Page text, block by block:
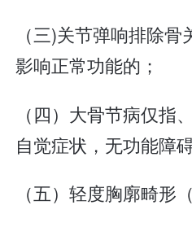
（三)关节弹响排除
影响正常功能的；
（四）大骨节病仅指
自觉症状，无功能障
（五）轻度胸廓畸形